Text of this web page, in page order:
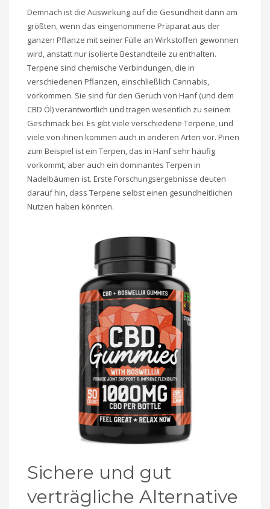
Demnach ist die Auswirkung auf die Gesundheit dann am
größten, wenn das eingenommene Präparat aus der
ganzen Pflanze mit seiner Fülle an Wirkstoffen gewonnen
wird, anstatt nur isolierte Bestandteile zu enthalten.
Terpene sind chemische Verbindungen, die in
verschiedenen Pflanzen, einschließlich Cannabis,
vorkommen. Sie sind für den Geruch von Hanf (und dem
CBD Öl) verantwortlich und tragen wesentlich zu seinem
Geschmack bei. Es gibt viele verschiedene Terpene, und
viele von ihnen kommen auch in anderen Arten vor. Pinen
zum Beispiel ist ein Terpen, das in Hanf sehr häufig
vorkommt, aber auch ein dominantes Terpen in
Nadelbäumen ist. Erste Forschungsergebnisse deuten
darauf hin, dass Terpene selbst einen gesundheitlichen
Nutzen haben könnten.
Sichere und gut
verträgliche Alternative